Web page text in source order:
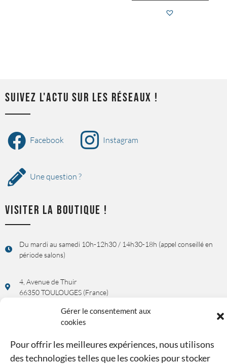
Gérer le consentement aux
cookies
Pour offrir les meilleures expériences, nous utilisons
des technologies telles que les cookies pour stocker
SUIVEZ L'ACTU SUR LES RÉSEAUX !
Facebook Instagram
Une question ?
VISITER LA BOUTIQUE !
Du mardi au samedi 10h-12h30 / 14h30-18h (appel conseillé en
période salons)
4, Avenue de Thuir
66350 TOULOUGES (France)
Rendez-vous possible sur demande !
UNE QUESTION, UN RENSEIGNEMENT ?